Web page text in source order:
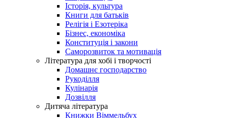
Історія, культура
Книги для батьків
Релігія і Езотеріка
Бізнес, економіка
Конституція і закони
Саморозвиток та мотивація
Література для хобі і творчості
Домашнє господарство
Рукоділля
Кулінарія
Дозвілля
Дитяча література
Книжки Віммельбух